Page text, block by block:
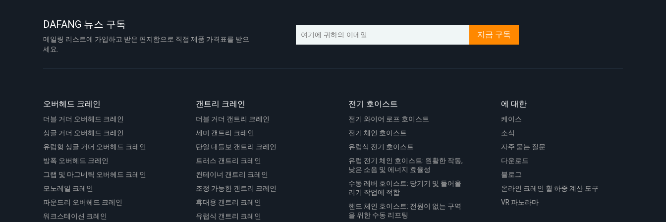
DAFANG 뉴스 구독
메일링 리스트에 가입하고 받은 편지함으로 직접 제품 가격표를 받으
세요.
지금 구독
오버헤드 크레인
더블 거더 오버헤드 크레인
싱글 거더 오버헤드 크레인
유럽형 싱글 거더 오버헤드 크레인
방폭 오버헤드 크레인
그랩 및 마그네틱 오버헤드 크레인
모노레일 크레인
파운드리 오버헤드 크레인
워크스테이션 크레인
갠트리 크레인
더블 거더 갠트리 크레인
세미 갠트리 크레인
단일 대들보 갠트리 크레인
트러스 갠트리 크레인
컨테이너 갠트리 크레인
조정 가능한 갠트리 크레인
휴대용 갠트리 크레인
유럽식 갠트리 크레인
전기 호이스트
전기 와이어 로프 호이스트
전기 체인 호이스트
유럽식 전기 호이스트
유럽 전기 체인 호이스트: 원활한 작동,
낮은 소음 및 에너지 효율성
수동 레버 호이스트: 당기기 및 들어올
리기 작업에 적합
핸드 체인 호이스트: 전원이 없는 구역
을 위한 수동 리프팅
에 대한
케이스
소식
자주 묻는 질문
다운로드
블로그
온라인 크레인 휠 하중 계산 도구
VR 파노라마